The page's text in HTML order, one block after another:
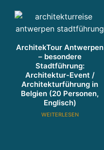
a
n
z
ei
tl
ic
ArchitekTour Antwerpen
– besondere
Stadtführung:
Architektur-Event /
Architekturführung in
Belgien (20 Personen,
Englisch)
WEITERLESEN